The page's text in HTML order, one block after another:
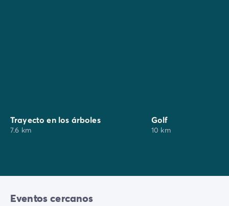
Trayecto en los árboles
7.6 km
Golf
10 km
Eventos cercanos